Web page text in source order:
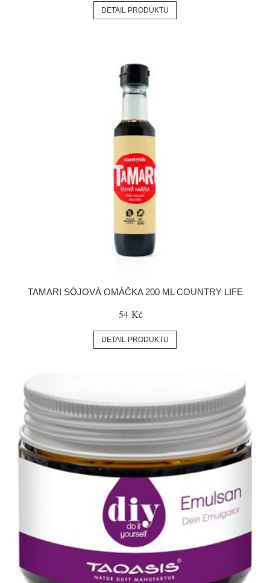
DETAIL PRODUKTU
TAMARI SÓJOVÁ OMÁČKA 200 ML COUNTRY LIFE
54 Kč
DETAIL PRODUKTU